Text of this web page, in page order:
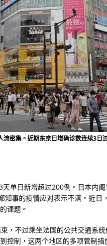
密集。近期东京日增确诊数连续3日
单日新增超过200例。日本内
知事的疫情应对表示不满。近日
课题。
，不过乘坐法国的公共交通系
控制，这两个地区的多项管制措